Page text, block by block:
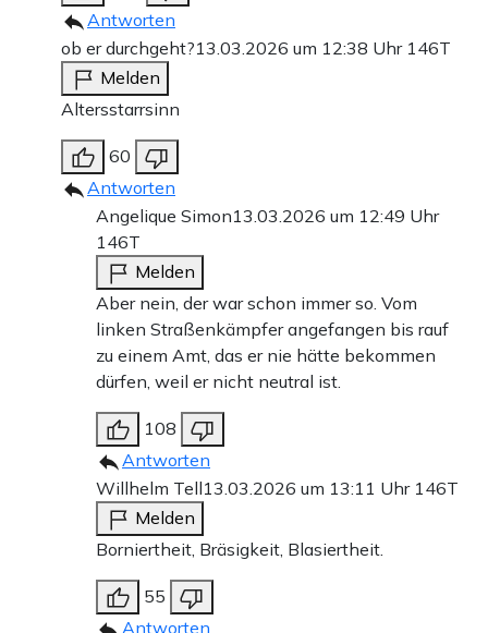
Antworten
ob er durchgeht?13.03.2026 um 12:38 Uhr 146T
Melden
Altersstarrsinn
60
Antworten
Angelique Simon13.03.2026 um 12:49 Uhr
146T
Melden
Aber nein, der war schon immer so. Vom
linken Straßenkämpfer angefangen bis rauf
zu einem Amt, das er nie hätte bekommen
dürfen, weil er nicht neutral ist.
108
Antworten
Willhelm Tell13.03.2026 um 13:11 Uhr 146T
Melden
Borniertheit, Bräsigkeit, Blasiertheit.
55
Antworten